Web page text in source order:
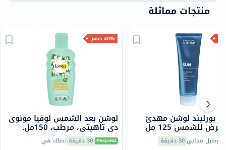
منتجات مماثلة
40% خصم
لوشن بعد الشمس لوفيا مونوى
دي تاهيتي، مرطب، 150مل.
30 دقيقة تصلك في
بورليند لوشن مهدئ
للشمس 125 مل
توصيل مجاني30 دقيقة